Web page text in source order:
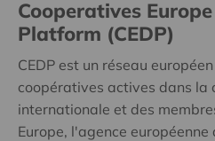
Cooperatives
Platform (CEDP)
CEDP est un réseau
coopératives actives dans la
internationale et des
Europe, l'agence européenne